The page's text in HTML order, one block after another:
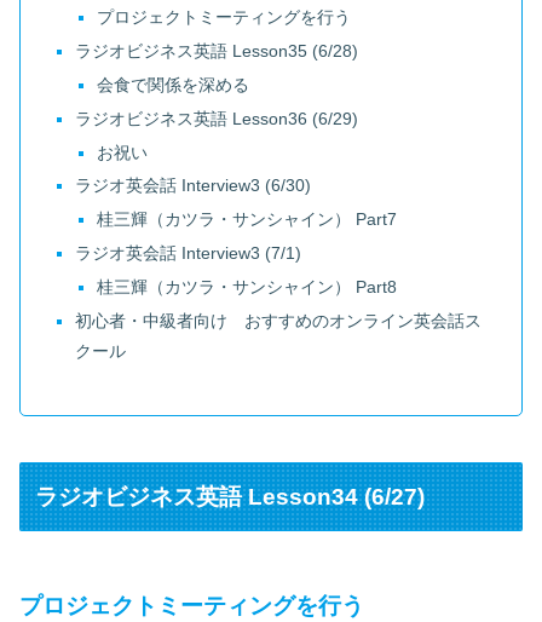
プロジェクトミーティングを行う
ラジオビジネス英語 Lesson35 (6/28)
会食で関係を深める
ラジオビジネス英語 Lesson36 (6/29)
お祝い
ラジオ英会話 Interview3 (6/30)
桂三輝（カツラ・サンシャイン） Part7
ラジオ英会話 Interview3 (7/1)
桂三輝（カツラ・サンシャイン） Part8
初心者・中級者向け おすすめのオンライン英会話ス
クール
ラジオビジネス英語 Lesson34 (6/27)
プロジェクトミーティングを行う